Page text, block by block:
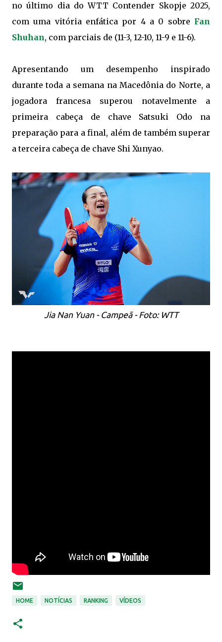
no último dia do WTT Contender Skopje 2025,
com uma vitória enfática por 4 a 0 sobre Fan
Shuhan, com parciais de (11-3, 12-10, 11-9 e 11-6).
Apresentando um desempenho inspirado
durante toda a semana na Macedônia do Norte, a
jogadora francesa superou notavelmente a
primeira cabeça de chave Satsuki Odo na
preparação para a final, além de também superar
a terceira cabeça de chave Shi Xunyao.
Jia Nan Yuan - Campeã - Foto: WTT
HOME NOTÍCIAS RANKING VÍDEOS